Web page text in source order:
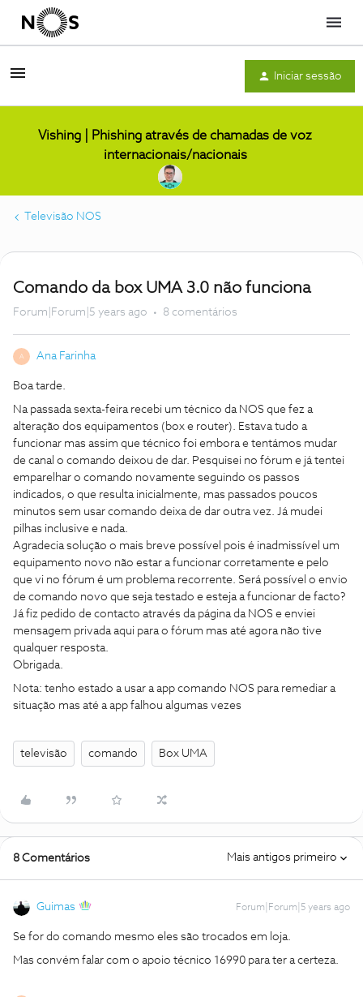
Menu
Iniciar sessão
Vishing | Phishing através de chamadas de voz
internacionais/nacionais
Televisão NOS
Comando da box UMA 3.0 não funciona
Forum|Forum|5 years ago 8 comentários
A Ana Farinha
Boa tarde.
Na passada sexta-feira recebi um técnico da NOS que fez a
alteração dos equipamentos (box e router). Estava tudo a
funcionar mas assim que técnico foi embora e tentámos mudar
de canal o comando deixou de dar. Pesquisei no fórum e já tentei
emparelhar o comando novamente seguindo os passos
indicados, o que resulta inicialmente, mas passados poucos
minutos sem usar comando deixa de dar outra vez. Já mudei
pilhas inclusive e nada.
Agradecia solução o mais breve possível pois é inadmissível um
equipamento novo não estar a funcionar corretamente e pelo
que vi no fórum é um problema recorrente. Será possível o envio
de comando novo que seja testado e esteja a funcionar de facto?
Já fiz pedido de contacto através da página da NOS e enviei
mensagem privada aqui para o fórum mas até agora não tive
qualquer resposta.
Obrigada.
Nota: tenho estado a usar a app comando NOS para remediar a
situação mas até a app falhou algumas vezes
televisão comando Box UMA
8 Comentários Mais antigos primeiro
Guimas Forum|Forum|5 years ago
Se for do comando mesmo eles são trocados em loja.
Mas convém falar com o apoio técnico 16990 para ter a certeza.